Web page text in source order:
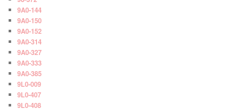
9A0-144
9A0-150
9A0-152
9A0-314
9A0-327
9A0-333
9A0-385
9L0-009
9L0-407
9L0-408